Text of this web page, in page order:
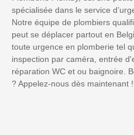
spécialisée dans le service
Notre équipe de plombiers
peut se déplacer partout en
toute urgence en plomberie tel
inspection par caméra, entrée
réparation WC et ou baignoire.
? Appelez-nous dès maintenant